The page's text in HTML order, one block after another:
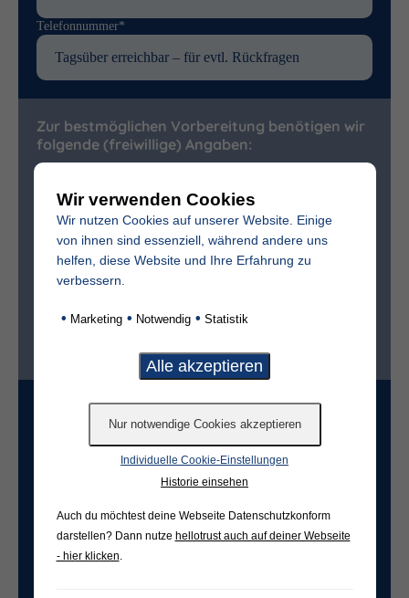
Telefonnummer*
Zur bestmöglichen Vorbereitung benötigen wir
folgende (freiwillige) Angaben:
Sterbedatum
Freifeld für evtl. Anmerkungen
Wir verwenden Cookies
Wir nutzen Cookies auf unserer Website. Einige
von ihnen sind essenziell, während andere uns
helfen, diese Website und Ihre Erfahrung zu
verbessern.
• Marketing • Notwendig • Statistik
Individuelle Cookie-Einstellungen
Historie einsehen
Auch du möchtest deine Webseite Datenschutzkonform
darstellen? Dann nutze hellotrust auch auf deiner Webseite
- hier klicken.